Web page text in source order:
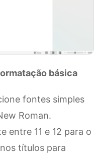
básica
fontes simples
Roman.
entre 11 e 12 para o
títulos para